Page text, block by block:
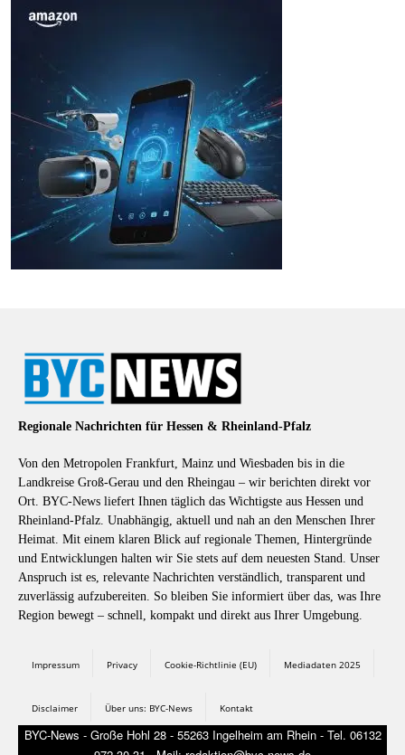
Regionale Nachrichten für Hessen & Rheinland-Pfalz
Von den Metropolen Frankfurt, Mainz und Wiesbaden bis in die
Landkreise Groß-Gerau und den Rheingau – wir berichten direkt vor
Ort. BYC-News liefert Ihnen täglich das Wichtigste aus Hessen und
Rheinland-Pfalz. Unabhängig, aktuell und nah an den Menschen Ihrer
Heimat. Mit einem klaren Blick auf regionale Themen, Hintergründe
und Entwicklungen halten wir Sie stets auf dem neuesten Stand. Unser
Anspruch ist es, relevante Nachrichten verständlich, transparent und
zuverlässig aufzubereiten. So bleiben Sie informiert über das, was Ihre
Region bewegt – schnell, kompakt und direkt aus Ihrer Umgebung.
Impressum Privacy Cookie-Richtlinie (EU) Mediadaten 2025
Disclaimer Über uns: BYC-News Kontakt
BYC-News - Große Hohl 28 - 55263 Ingelheim am Rhein - Tel. 06132